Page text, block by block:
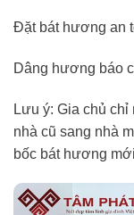
Đặt bát hương an
Dâng hương báo
Lưu ý: Gia chủ
nhà cũ sang nhà
bốc bát hương